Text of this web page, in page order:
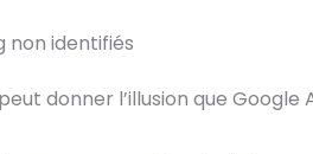
non identifiés
donner l’illusion que Google